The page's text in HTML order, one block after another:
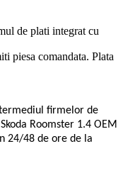
de plati integrat cu
piesa comandata. Plata
firmelor de
Roomster 1.4 OEM
24/48 de ore de la